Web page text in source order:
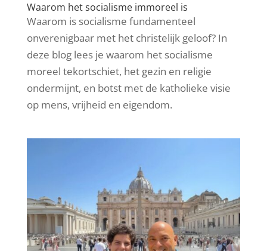
Waarom het socialisme immoreel is
Waarom is socialisme fundamenteel
onverenigbaar met het christelijk geloof? In
deze blog lees je waarom het socialisme
moreel tekortschiet, het gezin en religie
ondermijnt, en botst met de katholieke visie
op mens, vrijheid en eigendom.